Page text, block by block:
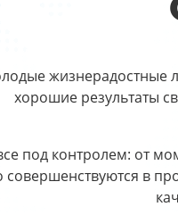
жизнерадостные
хорошие результаты
под контролем: от
в